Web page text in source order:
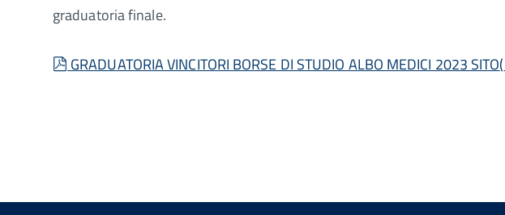
graduatoria finale.
pdf
GRADUATORIA VINCITORI BORSE DI STUDIO ALBO MEDICI 2023 SITO(